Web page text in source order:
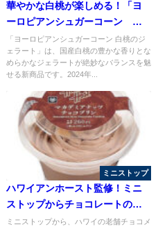
華やかな白桃が楽しめる！「ヨ
ーロピアンシュガーコーン 白
桃のジェラート」が登場！
「ヨーロピアンシュガーコーン 白桃のジ
ェラート」は、国産白桃の豊かな香りとな
めらかなジェラートが絶妙なバランスを魅
せる新商品です。2024年...
ミニストップ
ハワイアンホースト監修！ミニ
ストップからチョコレートの絶
品プリンにマカデミアナッツの
ミニストップから、ハワイの老舗チョコメ